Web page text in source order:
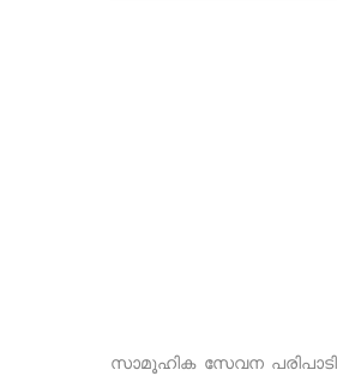
സാമൂഹിക സേവന